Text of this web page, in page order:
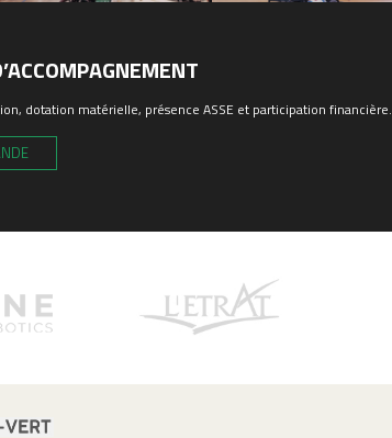
dotation matérielle, présence ASSE et participation financière.